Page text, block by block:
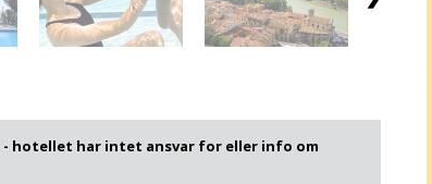
- hotellet har intet ansvar for eller info om